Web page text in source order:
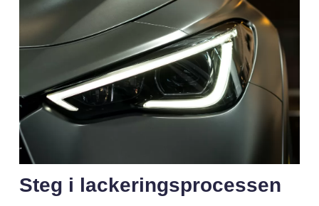
Steg i lackeringsprocessen